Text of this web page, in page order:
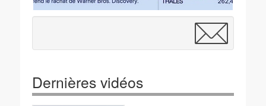
Dernières vidéos